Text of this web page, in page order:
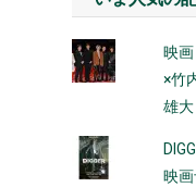
映
×竹
雄
映